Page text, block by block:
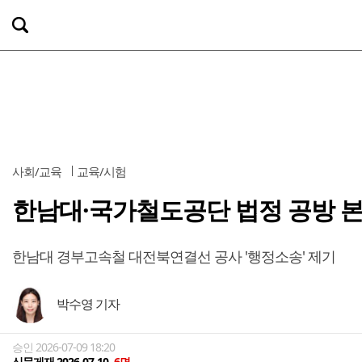
사회/교육 교육/시험
한남대·국가철도공단 법정 공방
한남대 경부고속철 대전북연결선 공사 '행정소송' 제기
박수영 기자
승인 2026-07-09 18:20